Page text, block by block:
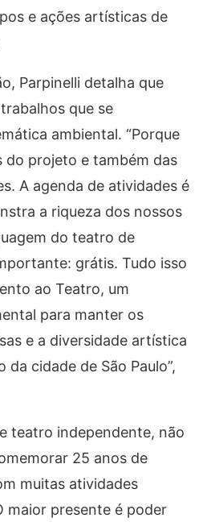
e ações artísticas de
Parpinelli detalha que
que se
ambiental. “Porque
do projeto e também das
A agenda de atividades é
a riqueza dos nossos
do teatro de
grátis. Tudo isso
ao Teatro, um
para manter os
e a diversidade artística
cidade de São Paulo”,
teatro independente, não
25 anos de
muitas atividades
maior presente é poder